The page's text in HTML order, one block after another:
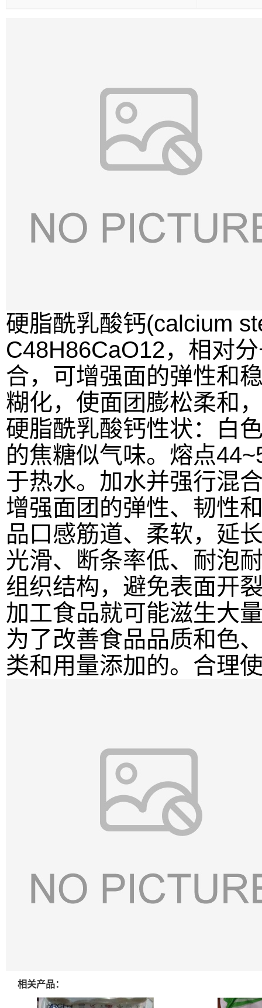
硬脂酰乳酸钙(calcium
C48H86CaO12，相对
合，可增强面的弹性和
糊化，使面团膨松柔和
硬脂酰乳酸钙性状：白
的焦糖似气味。熔点
于热水。加水并强行混
增强面团的弹性、韧性
品口感筋道、柔软，延
光滑、断条率低、耐泡
组织结构，避免表面开
加工食品就可能滋生大
为了改善食品品质和色
类和用量添加的。合理
相关产品：